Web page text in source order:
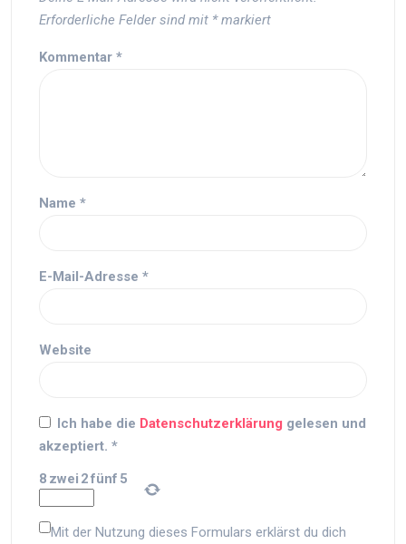
Erforderliche Felder sind mit *markiert
Kommentar *
Name *
E-Mail-Adresse *
Website
Ich habe die Datenschutzerklärung gelesen und
akzeptiert. *
8 zwei 2fünf 5
Mit der Nutzung dieses Formulars erklärst du dich